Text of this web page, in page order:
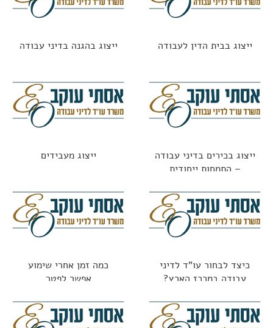
ייצוג בבית הדין לעבודה ייצוג בהגנה בדיני עבודה
ייצוג בכירים בדיני עבודה
– התמחות ייחודית
ייצוג מעבידים
כיצד לבחור עו"ד לדיני
עבודה במרכז הארץ?
כמה זמן אחרי שימוע
אפשר לפטר